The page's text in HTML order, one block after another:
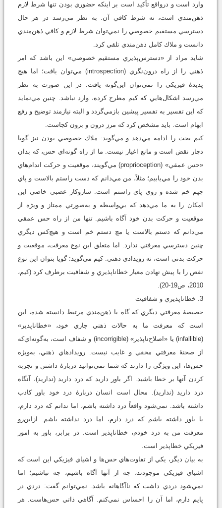
وارد است و درواقع تأكيد است بر اينكه حضوري بودن تنها شرط لازم
ذهن‌مندي است، نه شرط كافي آن. به نظر مي‌رسد در هر حال
دسترسي مستقيم خصوصي را نمي‌توان شرط لازم و كافي ذهن‌مندي
دانست و ملاك كامل ذهن‌مندي تلقي كرد.
شايد مراد از «دسترس‌پذيري مستقيم خصوصي» اين باشد كه امر
ذهني را از راه درون‌نگري (introspection) مي‌توان يافت؛ اما هيچ
پديدۀ فيزيكي را نمي‌توان اين‌گونه يافت. در اين صورت به نظر
مي‌رسد اشكال‌هايي كه كيم مطرح كرده، وارد نباشد. چنين مي‌نمايد
كه اين تفسير به تفسير پيشين بازمي‌گردد و البته نيازمند توضيح و رفع
ابهام است. بايد مشخص كرد كه مرز درون و برون كجاست.
كيم بحث را ادامه مي‌دهد و مي‌گويد: ملاك خصوصي بودن نيز گويا
دچار نقض است و مانع اغيار نيست. ما از راه گونه‌اي حس، كه بدان
«حس عمقي» (proprioception) مي‌گويند، موقعيت و حركت اندام‌هاي
بدن خود را مي‌يابيم؛ مثلاً، من مي‌دانم كه دست راستم بالاست و پاي
چپم خم ‌شده و روي پاي راستم است. سازوكار عصبي خاصي اين
امكان را به ما مي‌دهد كه بي‌واسطه و به‌صورتي ممتاز و ويژه از
موقعيت و حركت بدن خود آگاه باشيم. تنها من از راه حس عمقي
مي‌دانم كه دستم بالاست يا مچ دستم خم است و هيچ‌كس ديگري
چنين دسترسي معرفتي ندارد. اما متعلق اين نوع معرفت، موقعيت و
حركت بدني است، نه رويدادي ذهني. كيم مي‌گويد: گويا بتوان اين نوع
نقض را با پيش نهادن معيار خطاناپذيري و شفافيت برطرف كرد (كيم،
2010، ص19-20).
3. خطاناپذيري و شفافيت
خصيصۀ معرفتي ديگري كه گاه با ذهن‌مندي مرتبط دانسته شده، اين
است كه معرفت ما به حالات ذهني جاري خود، «خطاناپذير»
(infallible) يا «اصلاح‌ناپذير» (incorrigible) و شفاف است، به‌گونه‌اي‌که
از صحنۀ معرفتي مخفي و غايب نيست. رويدادهاي ذهني، به‌ويژه
حس‌ها، اين ويژگي را دارند كه شما نمي‌توانيد دربارۀ داشتن و تجربه
كردن آنها بر خطا باشيد. اگر باور داريد كه درد داريد (نداريد)، آنگاه
درد داريد (نداريد). محال است انسان دربارۀ درد خود باور كاذب
داشته باشد. نمي‌شود واقعاً درد داشته باشم، اما ندانم كه درد دارم،
يا باور داشته باشم كه درد دارم، اما درد نداشته باشم. ازاين‌رو
معرفت من به درد خودم، خطاناپذير است. در برابر، باور به امور
فيزيكي خطاپذير است.
به بيان ديگر، يكي از تفاوت‌هاي حس‌ها و اشياي فيزيكي اين است كه
اشياي فيزيكي موجودند، چه از آنها آگاه باشيم، چه نباشيم؛ اما
نمي‌شود دردي داشت كه ناآگاهانه باشد. نمي‌توانم گفت: دردي در
پايم دارم، اما آن را احساس نمي‌كنم. آگاهي ذاتي حس‌هاست. هر